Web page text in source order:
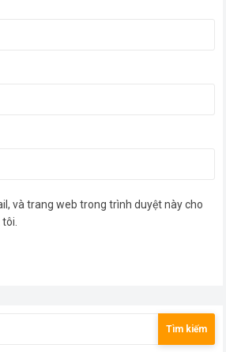
và trang web trong trình duyệt này cho